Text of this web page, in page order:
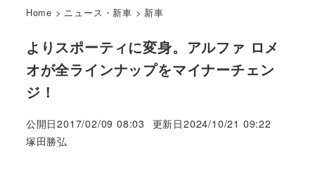
Home > ニュース・新車 > 新車
よりスポーティに変身。アルファ ロメ
オが全ラインナップをマイナーチェン
ジ！
公開日2017/02/09 08:03 更新日2024/10/21 09:22
著
塚田勝弘